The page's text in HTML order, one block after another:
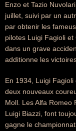
Enzo et Tazio
juillet, suivi par un
par obtenir les
pilotes Luigi Fagioli
dans un grave
additionne les
En 1934, Luigi
deux nouveaux
Moll. Les Alfa Romeo
Luigi Biazzi, font
gagne le